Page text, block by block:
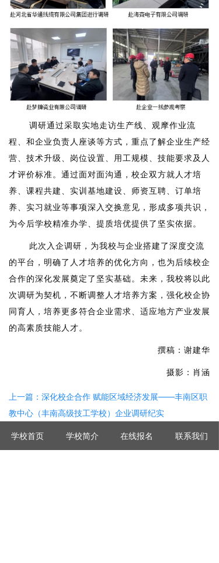
调研通过采取实地走访生产线、观摩作业流
程、和企业负责人座谈等方式，重点了解企业生产经
营、技术升级、岗位设置、用工规模、技能要求及人
才评价标准。通过面对面沟通，校企双方就人才培
养、课程共建、实训基地建设、师资互聘、订单培
养、实习就业等事项深入交换意见，形成多项共识，
为今后学校精准办学、提质培优提供了坚实依据。
此次入企调研，为我校与企业搭建了深度交流
的平台，明确了人才培养的优化方向，也为后续校企
合作的深化发展奠定了坚实基础。未来，我校将以此
次调研为契机，不断调整人才培养方案，强化校企协
同育人，培养更多符合企业需求、适应地方产业发展
的高素质技能人才。
撰稿：谢建华
摄影：肖涵
上一篇：深化校企合作 赋能区域经济发展——丰南区职
教中心（丰南高级技工学校）企业调研纪实
学校首页 学校简介 在线报名 联系我们